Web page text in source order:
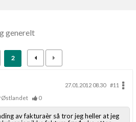
mangler
generelt
2
27.01.2012 08.30
#11
Østlandet 0
av fakturaèr så tror jeg heller at jeg